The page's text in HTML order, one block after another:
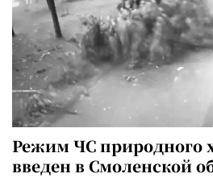
Режим ЧС природного
введен в Смоленской